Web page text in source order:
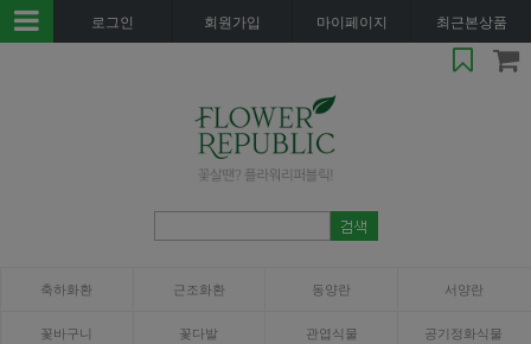
로그인 회원가입 마이페이지 최근본상품
축하화환 근조화환 동양란 서양란
꽃바구니 꽃다발 관엽식물 공기정화식물